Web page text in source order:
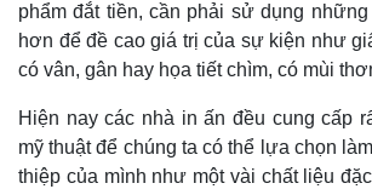
phẩm đắt tiền, cần phải sử dụng
hơn để đề cao giá trị của sự kiện như
có vân, gân hay họa tiết chìm, có mùi
Hiện nay các nhà in ấn đều cung cấp
mỹ thuật để chúng ta có thể lựa chọn
thiệp của mình như một vài chất liệu